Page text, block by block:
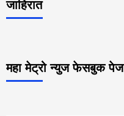
जाहिरात
महा मेट्रो न्युज फेसबुक पेज